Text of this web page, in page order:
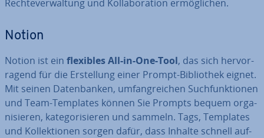
Rech­te­ver­wal­tung und Kol­la­bo­ra­ti­on er­mög­li­chen.
Notion
Notion ist ein flexibles All-in-One-Tool, das sich her­vor­
ra­gend für die Er­stel­lung einer Prompt-Bi­blio­thek eignet.
Mit seinen Da­ten­ban­ken, um­fang­rei­chen Such­funk­tio­nen
und Team-Templates können Sie Prompts bequem or­ga­
ni­sie­ren, ka­te­go­ri­sie­ren und sammeln. Tags, Templates
und Kol­lek­tio­nen sorgen dafür, dass Inhalte schnell auf­